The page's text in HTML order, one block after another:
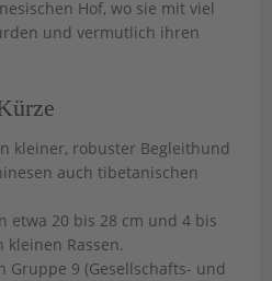
Hof, wo sie mit viel
und vermutlich ihren
kleiner, robuster Begleithund
auch tibetanischen
etwa 20 bis 28 cm und 4 bis
kleinen Rassen.
Gruppe 9 (Gesellschafts- und